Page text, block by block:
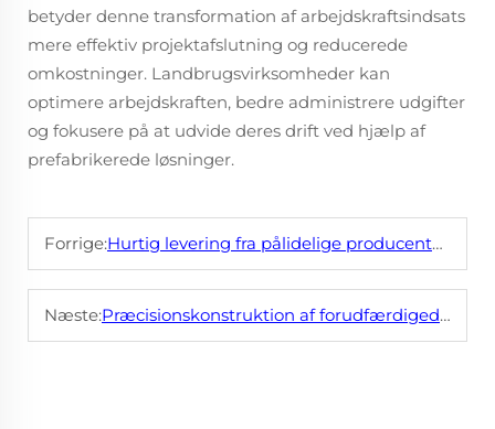
betyder denne transformation af arbejdskraftsindsats
mere effektiv projektafslutning og reducerede
omkostninger. Landbrugsvirksomheder kan
optimere arbejdskraften, bedre administrere udgifter
og fokusere på at udvide deres drift ved hjælp af
prefabrikerede løsninger.
Forrige:Hurtig levering fra pålidelige producenter af stålbygninger
Næste:Præcisionskonstruktion af forudfærdigede stålbygninger: Perfekt pasform